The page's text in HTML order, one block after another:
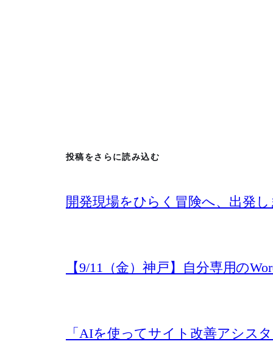
投稿をさらに読み込む
開発現場をひらく冒険へ、出発し
【9/11（金）神戸】自分専用の
「AIを使ってサイト改善アシス